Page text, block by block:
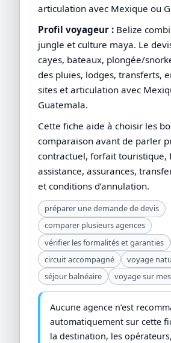
articulation avec Mexique ou
Profil voyageur : Belize
jungle et culture maya. Le
cayes, bateaux, plongée/
des pluies, lodges, transferts,
sites et articulation avec
Guatemala.
Cette fiche aide à choisir les
comparaison avant de parler
contractuel, forfait touristique,
assistance, assurances,
et conditions d’annulation.
préparer une demande de devis
comparer plusieurs agences
vérifier les formalités et garanties
circuit accompagné
voyage
séjour balnéaire
voyage sur
Aucune agence n’est
automatiquement sur cette
la destination, les opérateurs,